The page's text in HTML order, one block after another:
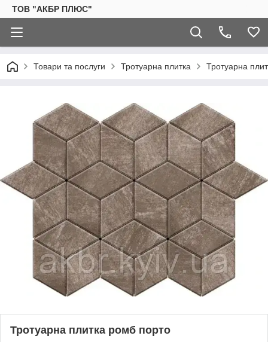
ТОВ "АКБР ПЛЮС"
Товари та послуги Тротуарна плитка Тротуарна
Тротуарна плитка ромб порто